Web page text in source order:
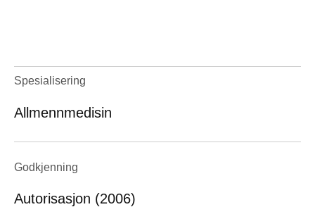
Spesialisering
Allmennmedisin
Godkjenning
Autorisasjon (2006)